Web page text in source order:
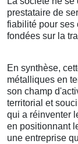
prestataire de
fiabilité pour ses
fondées sur la
En synthèse,
métalliques en
son champ
territorial et
qui a réinventer
en positionnant
une entreprise